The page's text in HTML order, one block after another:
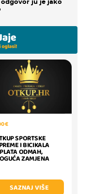
€
SPORTSKE
I BICIKALA
ODMAH,
ZAMJENA
SAZNAJ VIŠE